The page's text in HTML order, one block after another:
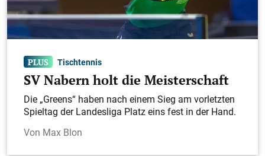
Tischtennis
SV Nabern holt die Meisterschaft
Die „Greens“ haben nach einem Sieg am vorletzten
Spieltag der Landesliga Platz eins fest in der Hand.
Max Blon